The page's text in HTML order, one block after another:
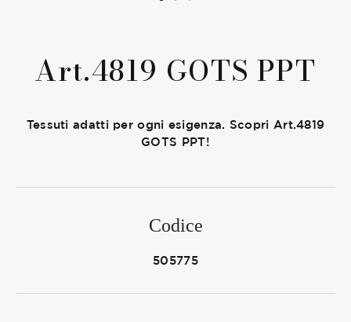
Art.4819 GOTS PPT
Tessuti adatti per ogni esigenza. Scopri Art.4819
GOTS PPT!
Codice
505775
Heart for Earth
Certificazioni